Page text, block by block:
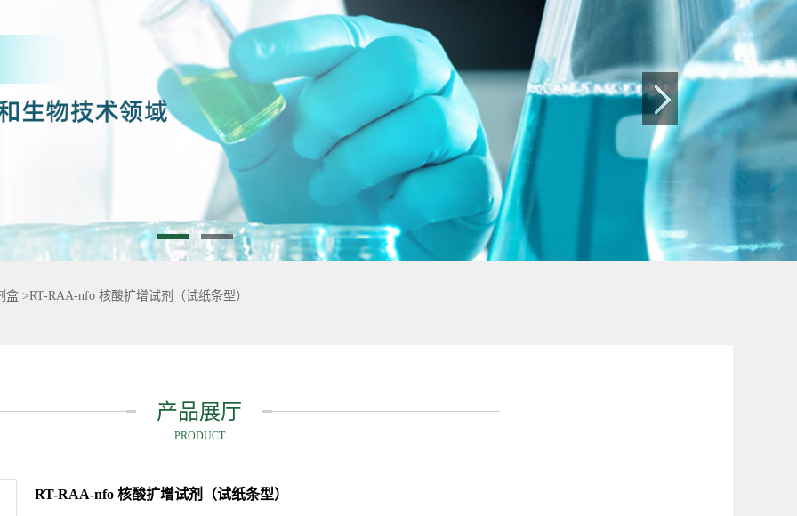
盒 >RT-RAA-nfo 核酸扩增试剂（试纸条型）
产品展厅
PRODUCT
RT-RAA-nfo 核酸扩增试剂（试纸条型）